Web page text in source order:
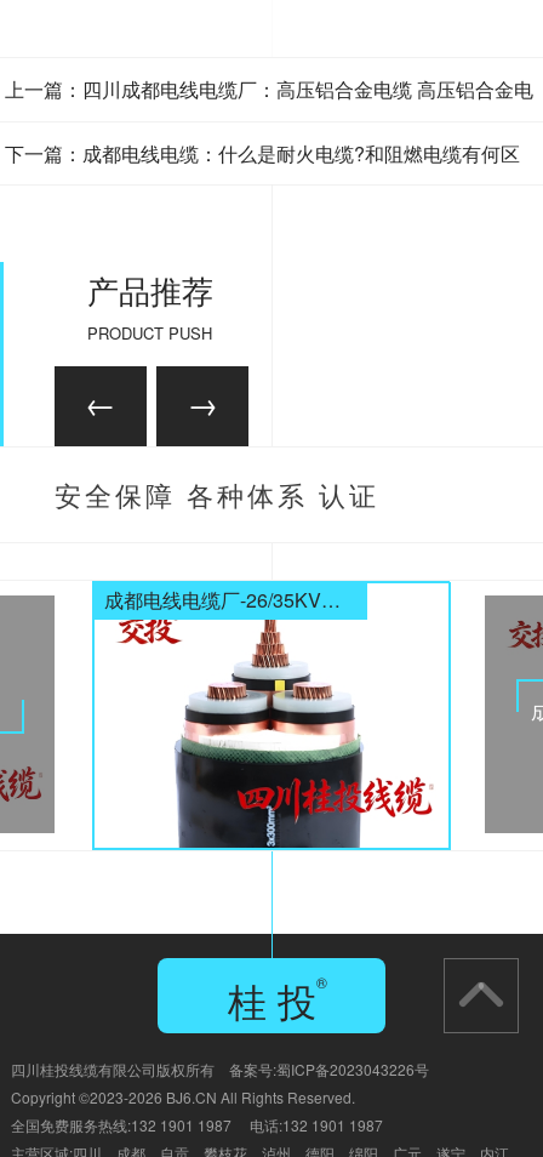
上一篇：四川成都电线电缆厂：高压铝合金电缆 高压铝合金电
缆型号
下一篇：成都电线电缆：什么是耐火电缆?和阻燃电缆有何区
产品推荐
PRODUCT PUSH
安全保障 各种体系 认证
成都电线电缆厂-26/35KV高压电缆
四川桂投线缆有限公司版权所有 备案号:蜀ICP备2023043226号
Copyright ©2023-2026 BJ6.CN All Rights Reserved.
全国免费服务热线:132 1901 1987 电话:132 1901 1987
桂 投®